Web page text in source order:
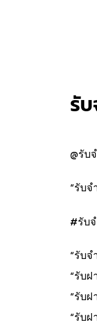
รับ
@รับ
“รับ
#รับ
“รับ
“รับ
“รับ
“รับฝ